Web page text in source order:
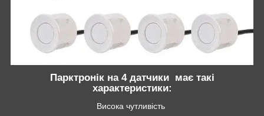
Парктронік на 4 датчики має такі
характеристики:
Висока чутливість